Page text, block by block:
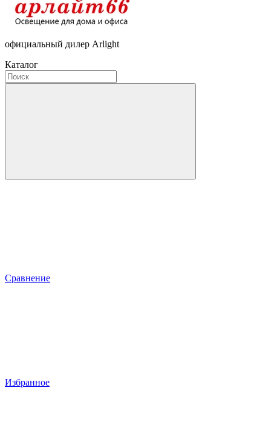
официальный дилер Arlight
Каталог
Сравнение
Избранное